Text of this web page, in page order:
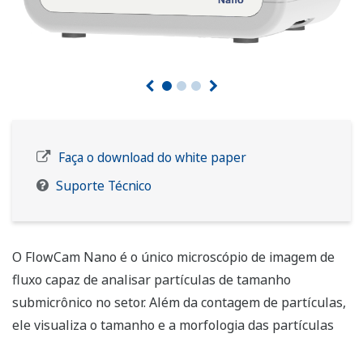
Faça o download do white paper
Suporte Técnico
O FlowCam Nano é o único microscópio de imagem de
fluxo capaz de analisar partículas de tamanho
submicrônico no setor. Além da contagem de partículas,
ele visualiza o tamanho e a morfologia das partículas